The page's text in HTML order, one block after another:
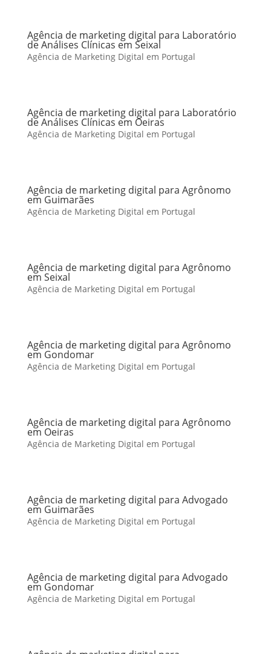
Agência de marketing digital para Laboratório
de Análises Clínicas em Seixal
Agência de Marketing Digital em Portugal
Agência de marketing digital para Laboratório
de Análises Clínicas em Oeiras
Agência de Marketing Digital em Portugal
Agência de marketing digital para Agrônomo
em Guimarães
Agência de Marketing Digital em Portugal
Agência de marketing digital para Agrônomo
em Seixal
Agência de Marketing Digital em Portugal
Agência de marketing digital para Agrônomo
em Gondomar
Agência de Marketing Digital em Portugal
Agência de marketing digital para Agrônomo
em Oeiras
Agência de Marketing Digital em Portugal
Agência de marketing digital para Advogado
em Guimarães
Agência de Marketing Digital em Portugal
Agência de marketing digital para Advogado
em Gondomar
Agência de Marketing Digital em Portugal